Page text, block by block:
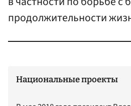
продолжительности
Национальные проекты